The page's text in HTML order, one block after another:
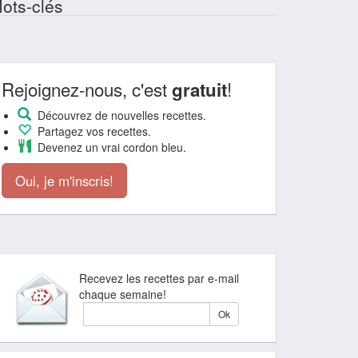
clés
Rejoignez-nous, c'estgratuit!
Découvrez de nouvelles recettes.
Partagez vos recettes.
Devenez un vrai cordon bleu.
Oui, je m'inscris!
Recevez les recettes par e-mail
chaque semaine!